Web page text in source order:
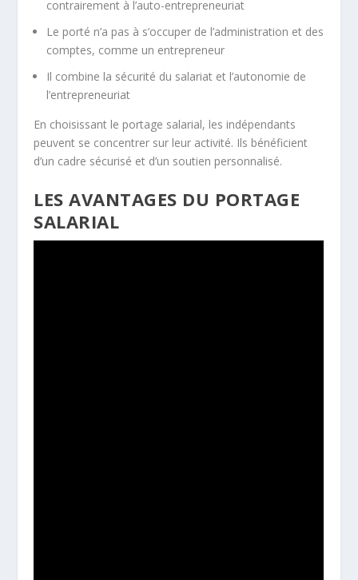
contrairement à l’auto-entrepreneuriat
Le porté n’a pas à s’occuper de l’administration et des
comptes, comme un entrepreneur
Il combine la sécurité du salariat et l’autonomie de
l’entrepreneuriat
En choisissant le portage salarial, les indépendants
peuvent se concentrer sur leur activité. Ils bénéficient
d’un cadre sécurisé et d’un soutien personnalisé.
LES AVANTAGES DU PORTAGE
SALARIAL